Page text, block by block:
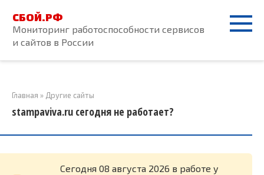
контенту
СБОЙ.РФ
Мониторинг работоспособности сервисов
и сайтов в России
Главная » Другие сайты
stampaviva.ru сегодня не работает?
Cегодня 08 августа 2026 в работе у